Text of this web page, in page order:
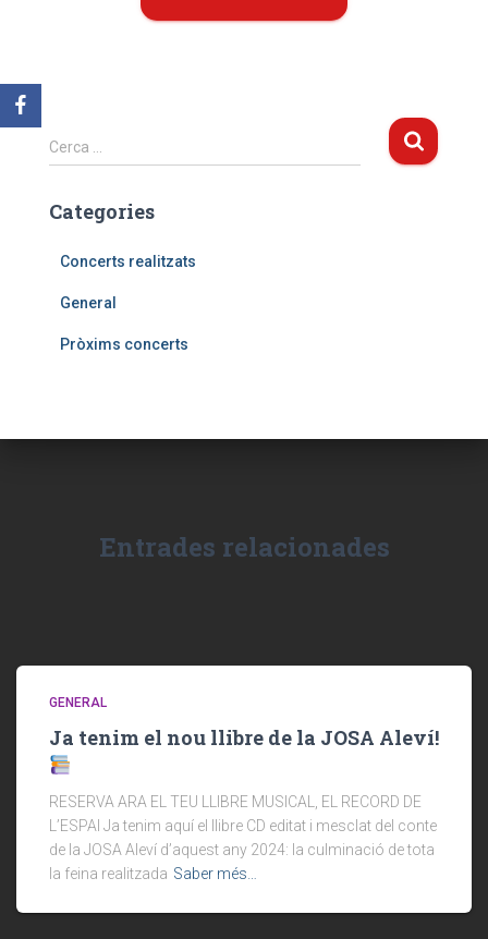
C
e
c
Cerca …
Categories
Concerts realitzats
General
Pròxims concerts
Entrades relacionades
GENERAL
Ja tenim el nou llibre de la JOSA Aleví!
RESERVA ARA EL TEU LLIBRE MUSICAL, EL RECORD DE
L’ESPAI Ja tenim aquí el llibre CD editat i mesclat del conte
de la JOSA Aleví d’aquest any 2024: la culminació de tota
la feina realitzada Saber més…